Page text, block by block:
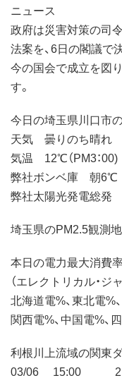
ニュース
政府は災害対策の司
法案を、6日の閣議で
今の国会で成立を図
す。
今日の埼玉県川口市
天気 曇りのち晴れ
気温 12℃（PM3：
弊社ボンベ庫 朝
弊社太陽光発電総
埼玉県のPM2.5観
本日の電力最大消費
（エレクトリカル・
北海道電%、東北電%
関西電%、中国電%、
利根川上流域の関東
03/06 15:00